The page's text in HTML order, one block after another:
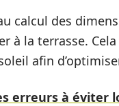
calcul des
à la terrasse.
afin
erreurs à éviter